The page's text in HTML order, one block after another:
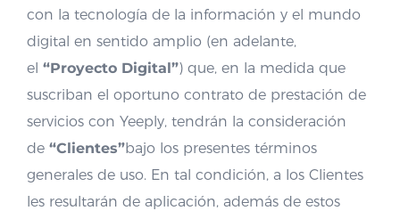
con la tecnología de la información y el mundo
digital en sentido amplio (en adelante,
el “Proyecto Digital”) que, en la medida que
suscriban el oportuno contrato de prestación de
servicios con Yeeply, tendrán la consideración
de “Clientes”bajo los presentes términos
generales de uso. En tal condición, a los Clientes
les resultarán de aplicación, además de estos